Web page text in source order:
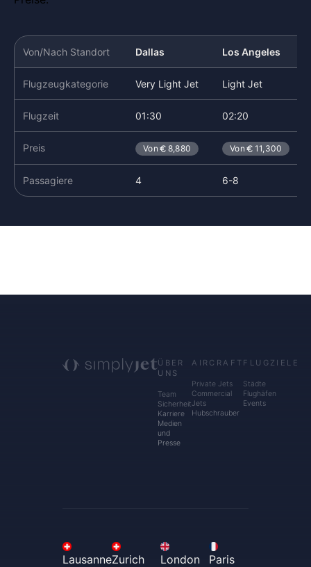
Von/Nach Standort Dallas Los Angeles
Flugzeugkategorie Very Light Jet Light Jet
Flugzeit 01:30 02:20
Preis Von 8,880 Von 11,300
Passagiere 4 6-8
ÜBER
UNS
Team
Sicherheit
Karriere
Medien
und
Presse
AIRCRAFT
Private Jets
Commercial
Jets
Hubschrauber
FLUGZIELE
Städte
Flughäfen
Events
LausanneZurich London Paris